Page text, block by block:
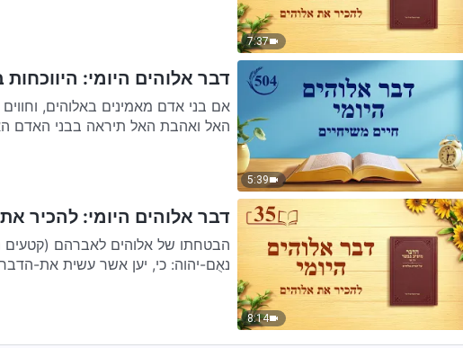
7:37
5:39
דבר אלוהים היומי: היווכחות
אם בני אדם מאמינים באלוהים,
האל ואהבת האל תיראה בבני האדם
8:14
דבר אלוהים היומי: להכיר את
נאֻם-יהוה: כי, יען אשר עשית את-